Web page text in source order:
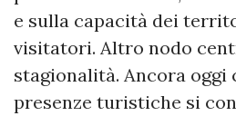
e sulla capacità dei
visitatori. Altro nodo
stagionalità. Ancora oggi
presenze turistiche si